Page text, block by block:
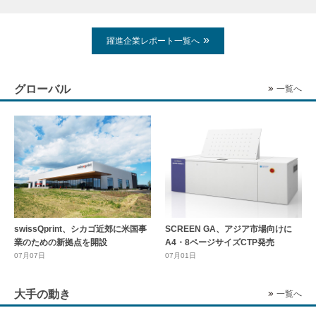
躍進企業レポート一覧へ
グローバル 一覧へ
swissQprint、シカゴ近郊に⽶国事
業のための新拠点を開設
07月07日
SCREEN GA、アジア市場向けに
A4・8ページサイズCTP発売
07月01日
大手の動き 一覧へ